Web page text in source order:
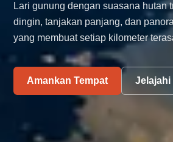
Lari gunung dengan suasana hutan
dingin, tanjakan panjang, dan
yang membuat setiap kilometer
Amankan Tempat Jelajahi